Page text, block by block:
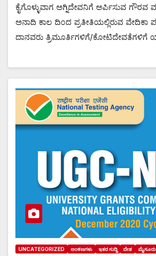
ಕೈಗೊಳ್ಳುವಾಗ ಅಗ್ನಿದೇವನಿಗೆ ಅರ್ಪಿಸುವ ಗೌರವ
ಅನಾದಿ ಕಾಲ ದಿಂದ ಪ್ರತೀತಿಯಲ್ಲಿರುವ ವೇದಿಕಾ
ದಾನವರು ತ್ರಿಮೂರ್ತಿಗಳಿಗೆ/ಕೋಟಿದೇವತೆಗಳಿಗೆ
UNCATEGORIZED ಅಂಕಣಗಳು ಇತರ ಸುದ್ದಿ ದೇಶ ಮೈಸೂರು